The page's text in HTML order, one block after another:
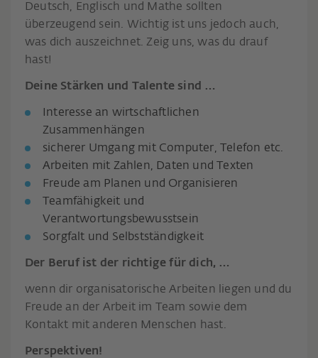
Deutsch, Englisch und Mathe sollten
überzeugend sein. Wichtig ist uns jedoch auch,
was dich auszeichnet. Zeig uns, was du drauf
hast!
Deine Stärken und Talente sind …
Interesse an wirtschaftlichen
Zusammenhängen
sicherer Umgang mit Computer, Telefon etc.
Arbeiten mit Zahlen, Daten und Texten
Freude am Planen und Organisieren
Teamfähigkeit und
Verantwortungsbewusstsein
Sorgfalt und Selbstständigkeit
Der Beruf ist der richtige für dich, …
wenn dir organisatorische Arbeiten liegen und du
Freude an der Arbeit im Team sowie dem
Kontakt mit anderen Menschen hast.
Perspektiven!